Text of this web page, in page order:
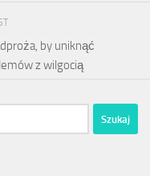
by uniknąć
z wilgocią